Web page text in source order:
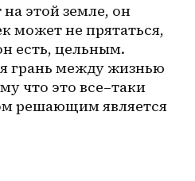
этой земле, он
может не прятаться,
есть, цельным.
грань между жизнью
что это все–таки
решающим является